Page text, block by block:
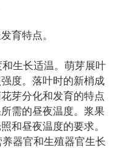
特点。
生长适温。萌芽展叶
度。落叶时的新梢成
芽分化和发育的特点
需的昼夜温度。浆果
和昼夜温度的要求。
器官和生殖器官生长